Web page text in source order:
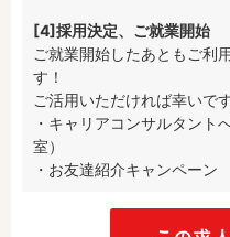
[4]採用決定、ご就業開始
ご就業開始したあともご利
す！
ご活用いただければ幸いです
・キャリアコンサルタント
室）
・お友達紹介キャンペーン